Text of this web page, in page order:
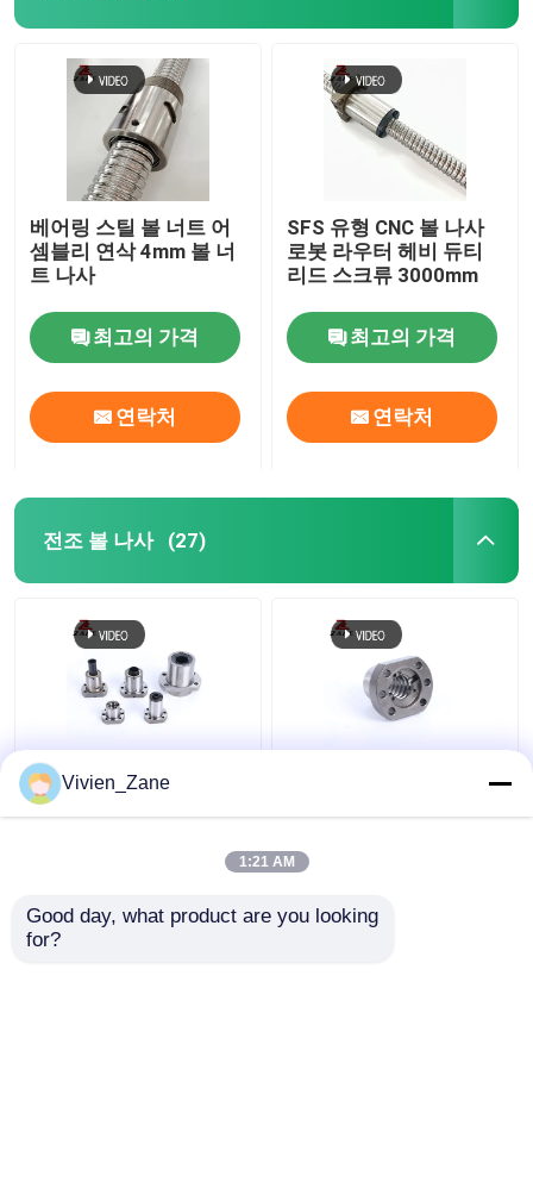
베어링 스틸 볼 너트 어
셈블리 연삭 4mm 볼 너
트 나사
최고의 가격
연락처
SFS 유형 CNC 볼 나사
로봇 라우터 헤비 듀티
리드 스크류 3000mm
최고의 가격
연락처
전조 볼 나사 (27)
SF STYPE 전조 볼 나사
소형 6000mm 나사 볼
Vivien_Zane
1:21 AM
Good day, what product are you looking
for?